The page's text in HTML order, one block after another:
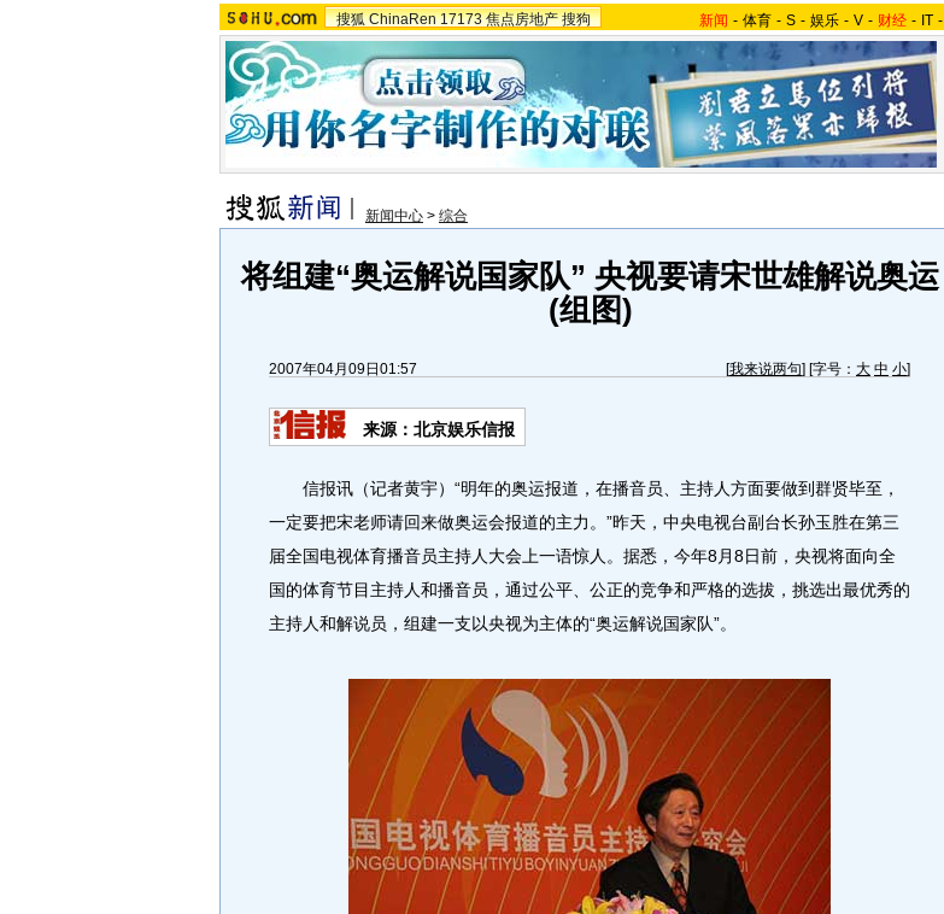
搜狐 ChinaRen 17173 焦点房地产 搜狗 新闻 - 体育 - S - 娱乐 - V - 财经 - IT -
新闻中心 > 综合
将组建“奥运解说国家队” 央视要请宋世雄解说奥运
(组图)
2007年04月09日01:57 [我来说两句] [字号： 大 中 小]
来源：北京娱乐信报
信报讯（记者黄宇）“明年的奥运报道，在播音员、主持人方面要做到群贤毕至，
一定要把宋老师请回来做奥运会报道的主力。”昨天，中央电视台副台长孙玉胜在第三
届全国电视体育播音员主持人大会上一语惊人。据悉，今年8月8日前，央视将面向全
国的体育节目主持人和播音员，通过公平、公正的竞争和严格的选拔，挑选出最优秀的
主持人和解说员，组建一支以央视为主体的“奥运解说国家队”。